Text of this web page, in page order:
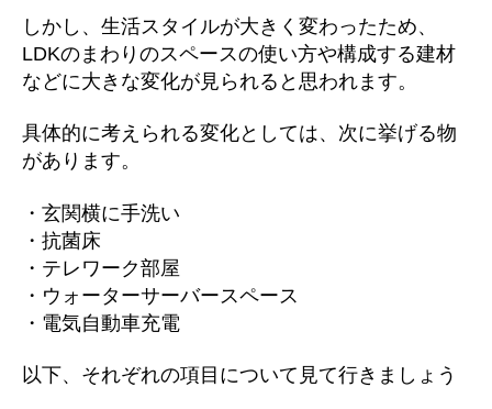
しかし、生活スタイルが大きく変わったため、
LDKのまわりのスペースの使い方や構成する建材
などに大きな変化が見られると思われます。
具体的に考えられる変化としては、次に挙げる物
があります。
・玄関横に手洗い
・抗菌床
・テレワーク部屋
・ウォーターサーバースペース
・電気自動車充電
以下、それぞれの項目について見て行きましょう